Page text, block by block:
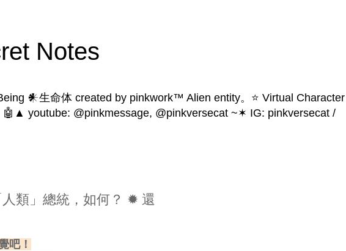
Notes
𒀭生命体 created by pinkwork™ Alien entity。⭐ Virtual Character |
youtube: @pinkmessage, @pinkversecat ~✶ IG: pinkversecat /
類」總統，如何？ ✹ 還
吧！